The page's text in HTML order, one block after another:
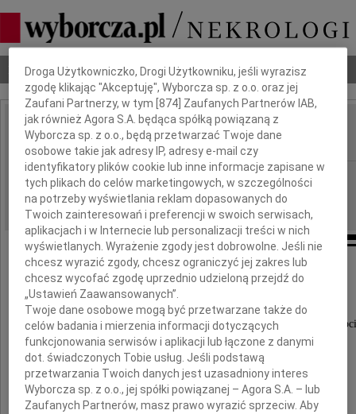
Nekrologi Odeszli Poradnik pogrzebowy
IMIĘ I NAZWISKO: Dorota Bardan
REGION: GAZETA_AREA_CODE.R4, Radom
DATA EMISJI: 29.06.2023
Z ogromnym bólem zawiadamiamy,
że w dniu 25 czerwca 2023 roku,
odeszła nasza kochana Żona, Córka, Mama,
Dbamy o Twoją prywatność
Droga Użytkowniczko, Drogi Użytkowniku, jeśli wyrazisz
zgodę klikając "Akceptuję", Wyborcza sp. z o.o. oraz jej
Zaufani Partnerzy, w tym [874 ] Zaufanych Partnerów IAB,
jak również Agora S.A. będąca spółką powiązaną z
Wyborcza sp. z o.o., będą przetwarzać Twoje dane
osobowe takie jak adresy IP, adresy e-mail czy
identyfikatory plików cookie lub inne informacje zapisane w
tych plikach do celów marketingowych, w szczególności
na potrzeby wyświetlania reklam dopasowanych do
Twoich zainteresowań i preferencji w swoich serwisach,
aplikacjach i w Internecie lub personalizacji treści w nich
wyświetlanych. Wyrażenie zgody jest dobrowolne. Jeśli nie
chcesz wyrazić zgody, chcesz ograniczyć jej zakres lub
chcesz wycofać zgodę uprzednio udzieloną przejdź do
„Ustawień Zaawansowanych”.
Twoje dane osobowe mogą być przetwarzane także do
celów badania i mierzenia informacji dotyczących
funkcjonowania serwisów i aplikacji lub łączone z danymi
dot. świadczonych Tobie usług. Jeśli podstawą
przetwarzania Twoich danych jest uzasadniony interes
Wyborcza sp. z o.o., jej spółki powiązanej – Agora S.A. – lub
Zaufanych Partnerów, masz prawo wyrazić sprzeciw. Aby